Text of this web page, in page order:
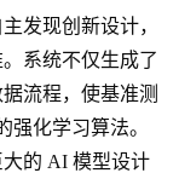
发现创新设计，
系统不仅生成了
流程，使基准测
强化学习算法。
的 AI 模型设计